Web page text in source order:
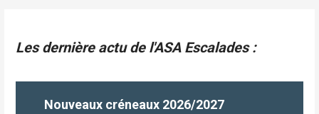
Les dernière actu de l'ASA Escalades :
Nouveaux créneaux 2026/2027